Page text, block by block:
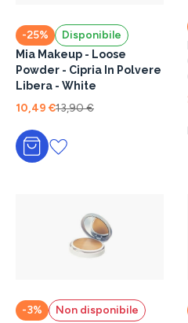
-25% Disponibile
Mia Makeup - Loose
Powder - Cipria In Polvere
Libera - White
10,49 €13,90 €
Aggiungi al carrello
-3% Non disponibile